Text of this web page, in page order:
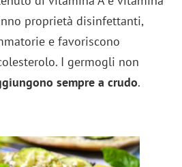
proprietà disinfettanti,
e favoriscono
I germogli non
sempre a crudo.